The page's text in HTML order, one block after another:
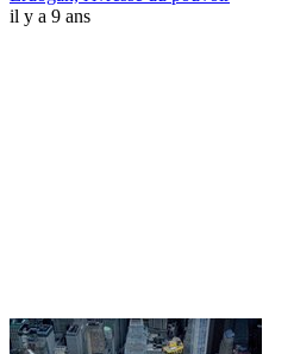
il y a 9 ans